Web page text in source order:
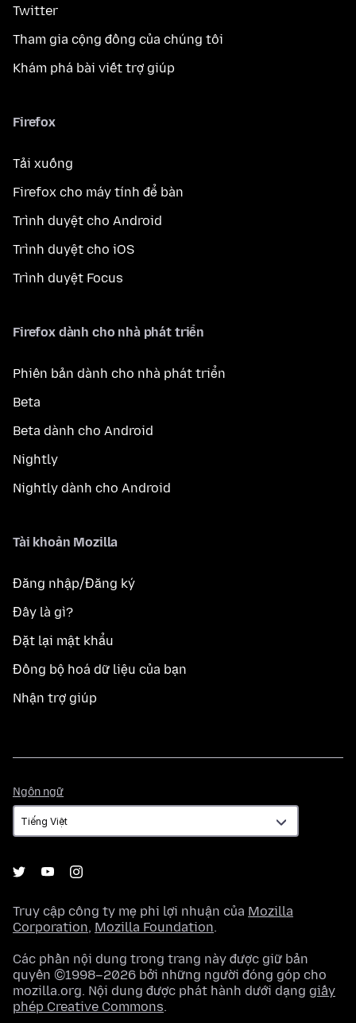
Twitter
Tham gia cộng đồng của chúng tôi
Khám phá bài viết trợ giúp
Firefox
Tải xuống
Firefox cho máy tính để bàn
Trình duyệt cho Android
Trình duyệt cho iOS
Trình duyệt Focus
Firefox dành cho nhà phát triển
Phiên bản dành cho nhà phát triển
Beta
Beta dành cho Android
Nightly
Nightly dành cho Android
Tài khoản Mozilla
Đăng nhập/Đăng ký
Đây là gì?
Đặt lại mật khẩu
Đồng bộ hoá dữ liệu của bạn
Nhận trợ giúp
Ngôn ngữ
ngữ
Truy cập công ty mẹ phi lợi nhuận của Mozilla
Corporation, Mozilla Foundation.
Các phần nội dung trong trang này được giữ bản
quyền ©1998–2026 bởi những người đóng góp cho
mozilla.org. Nội dung được phát hành dưới dạng giấy
phép Creative Commons.